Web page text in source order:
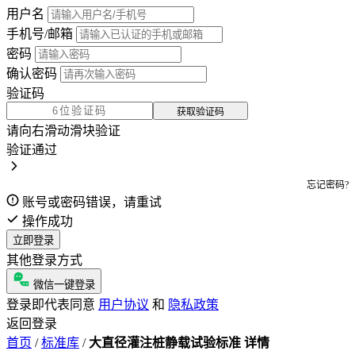
用户名
手机号/邮箱
密码
确认密码
验证码
获取验证码
请向右滑动滑块验证
验证通过
忘记密码?
账号或密码错误，请重试
操作成功
立即登录
其他登录方式
微信一键登录
登录即代表同意 用户协议 和 隐私政策
返回登录
首页 / 标准库 / 大直径灌注桩静载试验标准 详情